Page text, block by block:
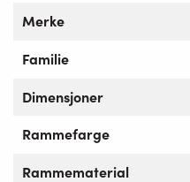
Merke
Familie
Dimensjoner
Rammefarge
Rammematerial